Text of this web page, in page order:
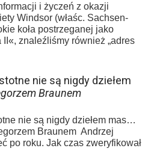
i życzeń z okazji
Windsor (właśc. Sachsen-
koła postrzeganej jako
znaleźliśmy również „adres
nie są nigdy dziełem
Braunem
nie są nigdy dziełem mas…
Braunem Andrzej
po roku. Jak czas zweryfikował